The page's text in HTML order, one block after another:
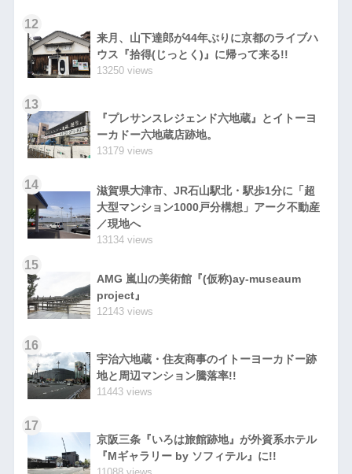
12
来月、山下達郎が44年ぶりに京都のライブハ
ウス『拾得(じっとく)』に帰って来る!!
13250 views
13
『プレサンスレジェンド六地蔵』とイトーヨ
ーカドー六地蔵店跡地。
13179 views
14
滋賀県大津市、JR石山駅北・駅歩1分に「超
大型マンション1000戸分構想」アーク不動産
／現地へ
13134 views
15
AMG 嵐山の美術館『(仮称)ay-museaum
project』
12143 views
16
宇治六地蔵・住友商事のイトーヨーカドー跡
地と周辺マンション騰落率!!
11443 views
17
京阪三条『いろは旅館跡地』が外資系ホテル
『Mギャラリー by ソフィテル』に!!